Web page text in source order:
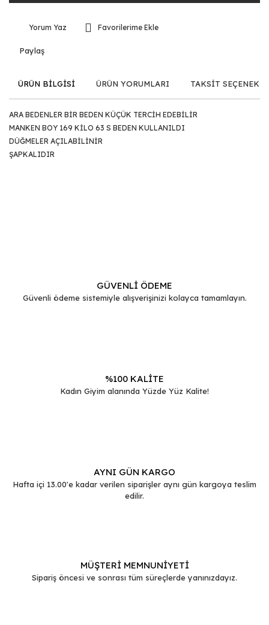
Yorum Yaz
Paylaş
ÜRÜN BİLGİSİ ÜRÜN YORUMLARI TAKSİT
ARA BEDENLER BİR BEDEN KÜÇÜK TERCİH EDEBİLİR
MANKEN BOY 169 KİLO 63 S BEDEN KULLANILDI
DÜĞMELER AÇILABİLİNİR
ŞAPKALIDIR
Ürün bilgilerinde hatalar bulunuyor.
GÜVENLİ ÖDEME
Güvenli ödeme sistemiyle alışverişinizi kolayca tamamlayın.
%100 KALİTE
Kadın Giyim alanında Yüzde Yüz Kalite!
AYNI GÜN KARGO
Hafta içi 13.00'e kadar verilen siparişler aynı gün kargoya teslim
edilir.
MÜŞTERİ MEMNUNİYETİ
Sipariş öncesi ve sonrası tüm süreçlerde yanınızdayız.